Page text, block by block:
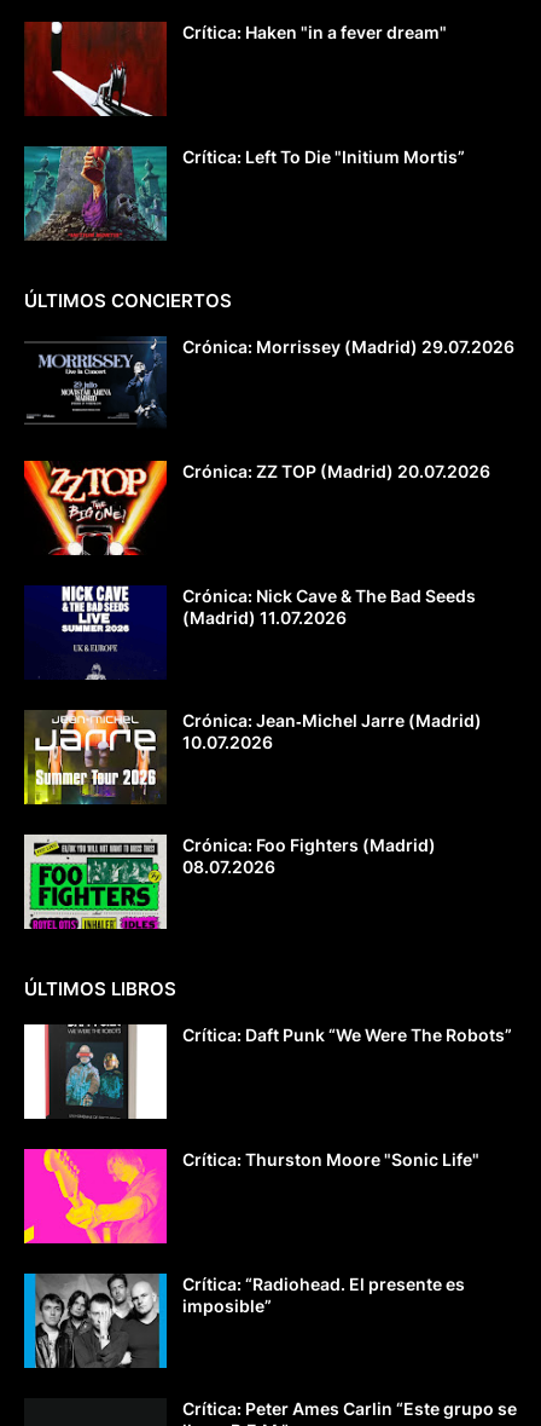
Crítica: Haken "in a fever dream"
Crítica: Left To Die "Initium Mortis”
ÚLTIMOS CONCIERTOS
Crónica: Morrissey (Madrid) 29.07.2026
Crónica: ZZ TOP (Madrid) 20.07.2026
Crónica: Nick Cave & The Bad Seeds
(Madrid) 11.07.2026
Crónica: Jean‐Michel Jarre (Madrid)
10.07.2026
Crónica: Foo Fighters (Madrid)
08.07.2026
ÚLTIMOS LIBROS
Crítica: Daft Punk “We Were The Robots”
Crítica: Thurston Moore "Sonic Life"
Crítica: “Radiohead. El presente es
imposible”
Crítica: Peter Ames Carlin “Este grupo se